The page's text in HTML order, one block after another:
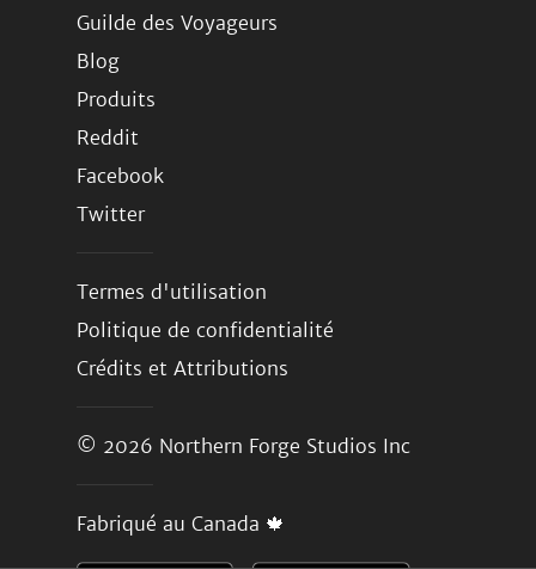
Guilde des Voyageurs
Blog
Produits
Reddit
Facebook
Twitter
Termes d'utilisation
Politique de confidentialité
Crédits et Attributions
© 2026 Northern Forge Studios Inc
Fabriqué au Canada 🍁